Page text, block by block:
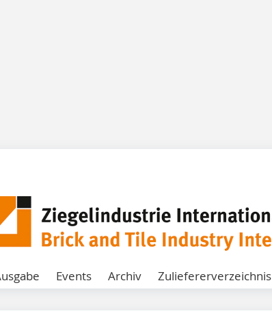
Events Archiv Zuliefererverzeichnis